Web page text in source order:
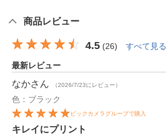
商品レビュー
4.5 (26) すべて見る
最新レビュー
なかさん （2026/7/23にレビュー）
色：ブラック
ビックカメラグループで購入
キレイにプリント